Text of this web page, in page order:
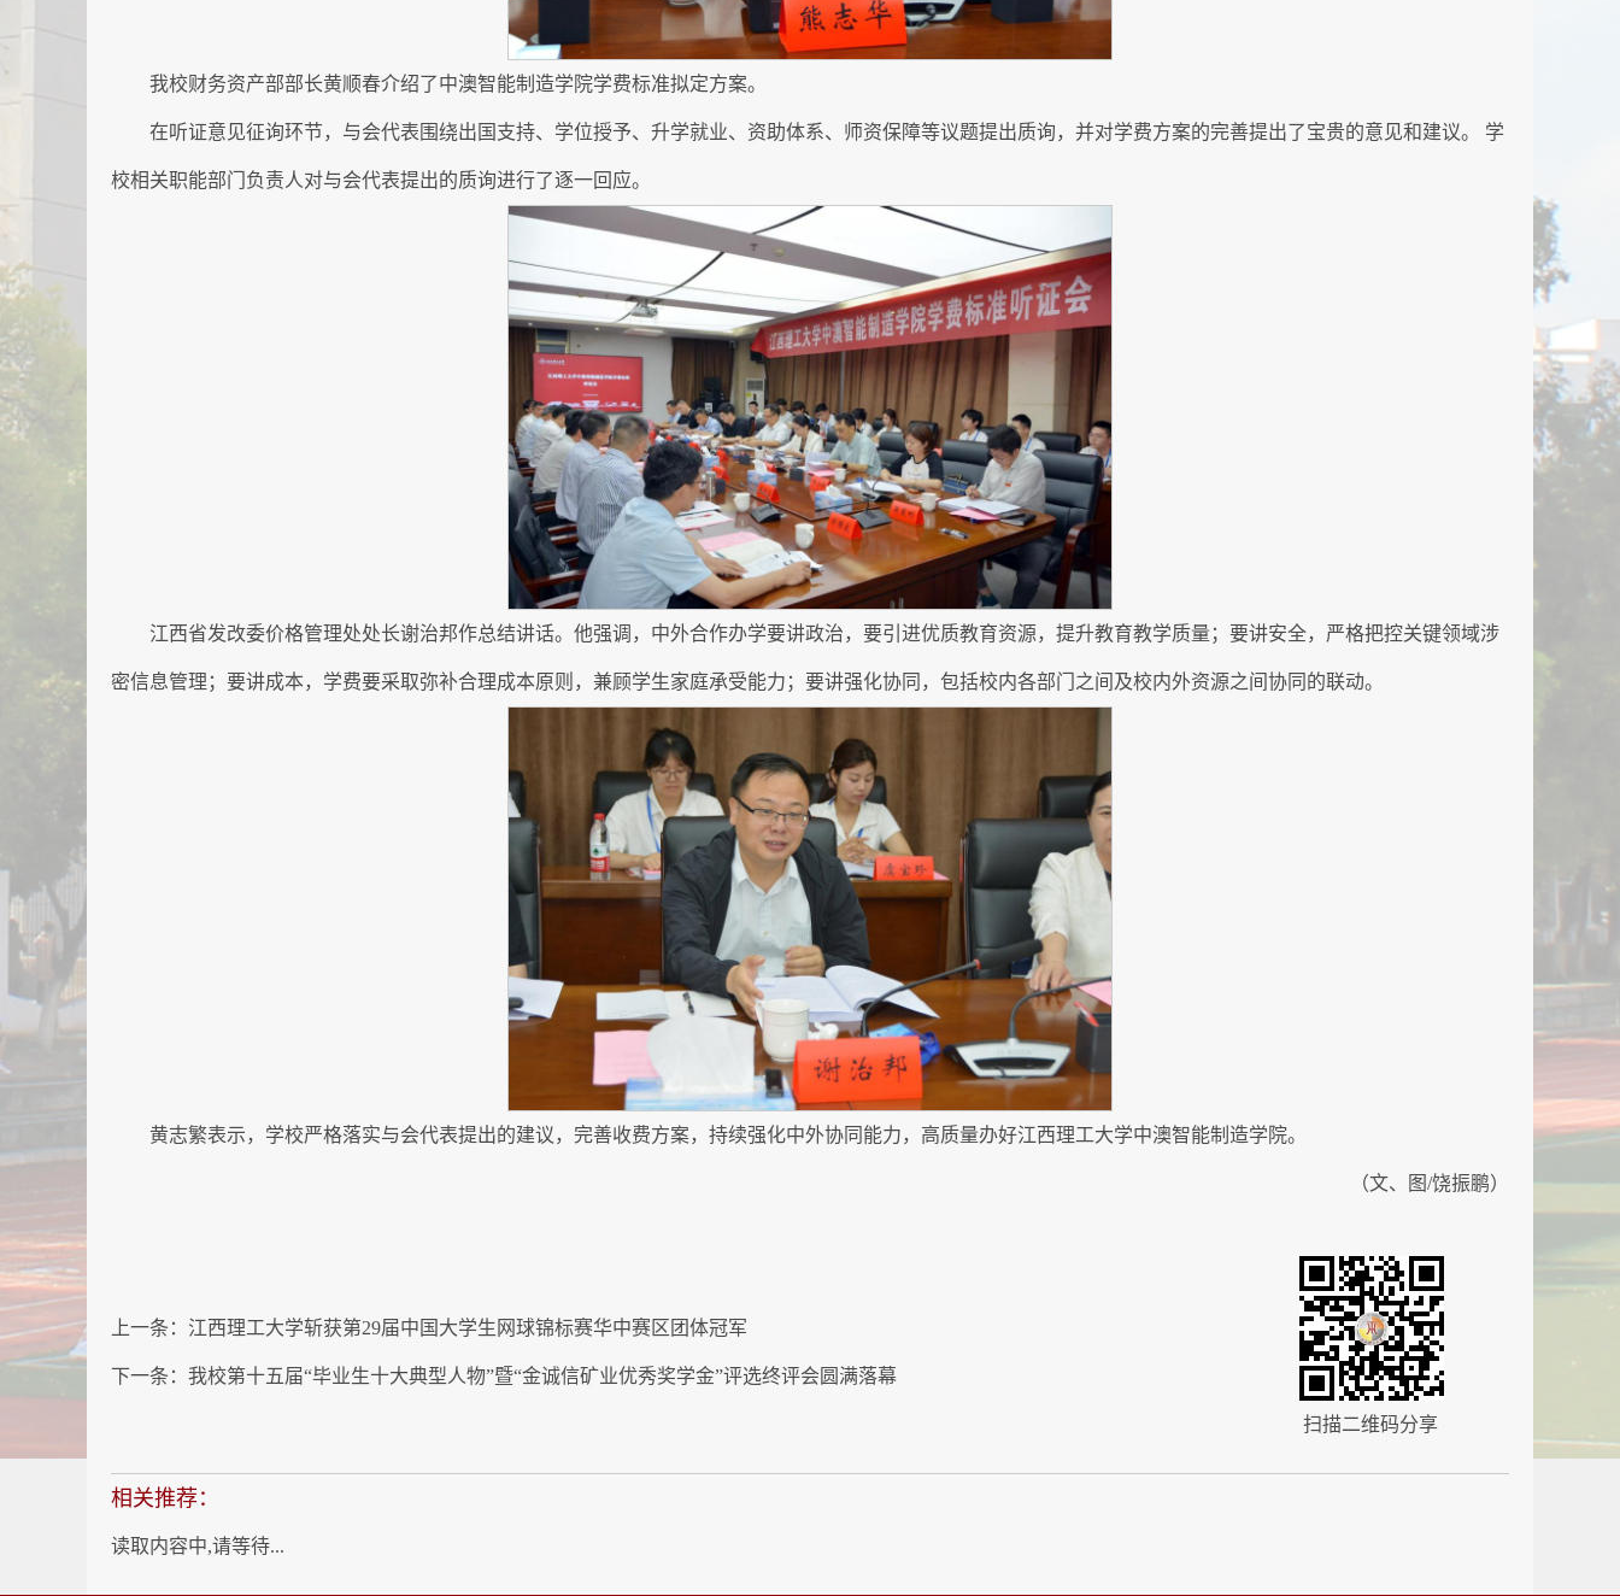
我校财务资产部部长黄顺春介绍了中澳智能制造学院学费标准拟定方案。
在听证意见征询环节，与会代表围绕出国支持、学位授予、升学就业、资助体系、师资保障等议题提出质询，并对学费方案的完善提出了宝贵的意见和建议。 学
校相关职能部门负责人对与会代表提出的质询进行了逐一回应。
江西省发改委价格管理处处长谢治邦作总结讲话。他强调，中外合作办学要讲政治，要引进优质教育资源，提升教育教学质量；要讲安全，严格把控关键领域涉
密信息管理；要讲成本，学费要采取弥补合理成本原则，兼顾学生家庭承受能力；要讲强化协同，包括校内各部门之间及校内外资源之间协同的联动。
黄志繁表示，学校严格落实与会代表提出的建议，完善收费方案，持续强化中外协同能力，高质量办好江西理工大学中澳智能制造学院。
（文、图/饶振鹏）
上一条： 江西理工大学斩获第29届中国大学生网球锦标赛华中赛区团体冠军
下一条： 我校第十五届“毕业生十大典型人物”暨“金诚信矿业优秀奖学金”评选终评会圆满落幕
扫描二维码分享
相关推荐：
读取内容中,请等待...